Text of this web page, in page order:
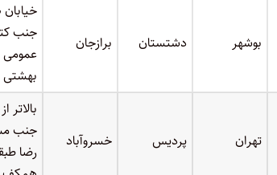
بوشهر دشتستان برازجان
جنب
بهشتی
تهران پردیس خسروآباد
بالاتر
جنب
رضا